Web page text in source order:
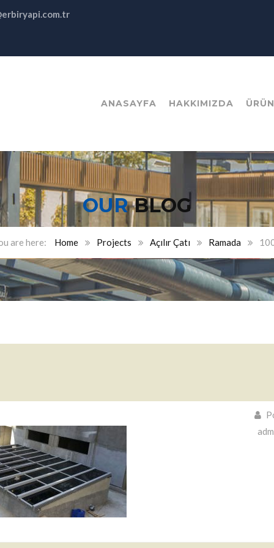
ANASAYFA HAKKIMIZDA
OURBLOG
Home Projects Açılır Çatı Ramada